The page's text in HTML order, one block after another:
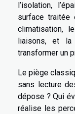
l’isolation,
surface traitée
climatisation,
liaisons, et la
transformer un
Le piège
sans lecture
dépose ? Qui
réalise les